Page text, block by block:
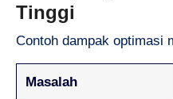
Tinggi
Contoh dampak optimasi
Masalah